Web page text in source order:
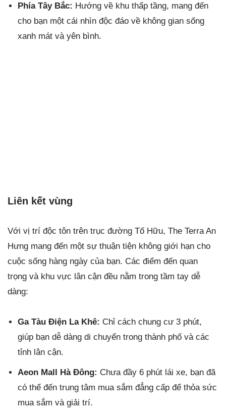
Phía Tây Bắc: Hướng về khu thấp tầng, mang đến
cho bạn một cái nhìn độc đáo về không gian sống
xanh mát và yên bình.
Liên kết vùng
Với vị trí độc tôn trên trục đường Tố Hữu, The Terra An
Hưng mang đến một sự thuận tiện không giới hạn cho
cuộc sống hàng ngày của bạn. Các điểm đến quan
trọng và khu vực lân cận đều nằm trong tầm tay dễ
dàng:
Ga Tàu Điện La Khê: Chỉ cách chung cư 3 phút,
giúp bạn dễ dàng di chuyển trong thành phố và các
tỉnh lân cận.
Aeon Mall Hà Đông: Chưa đầy 6 phút lái xe, bạn đã
có thể đến trung tâm mua sắm đẳng cấp để thỏa sức
mua sắm và giải trí.